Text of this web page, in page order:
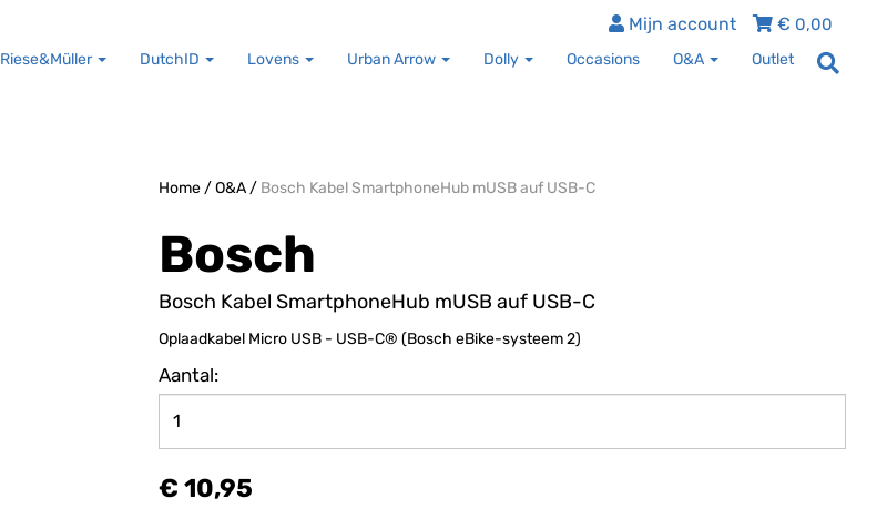
€ 0,00
Mijn account
Riese&Müller DutchID Lovens Urban Arrow Dolly Occasions O&A Outlet
Home/O&A/ Bosch Kabel SmartphoneHub mUSB auf USB-C
Bosch
Bosch Kabel SmartphoneHub mUSB auf USB-C
Oplaadkabel Micro USB - USB-C® (Bosch eBike-systeem 2)
Aantal:
€ 10,95